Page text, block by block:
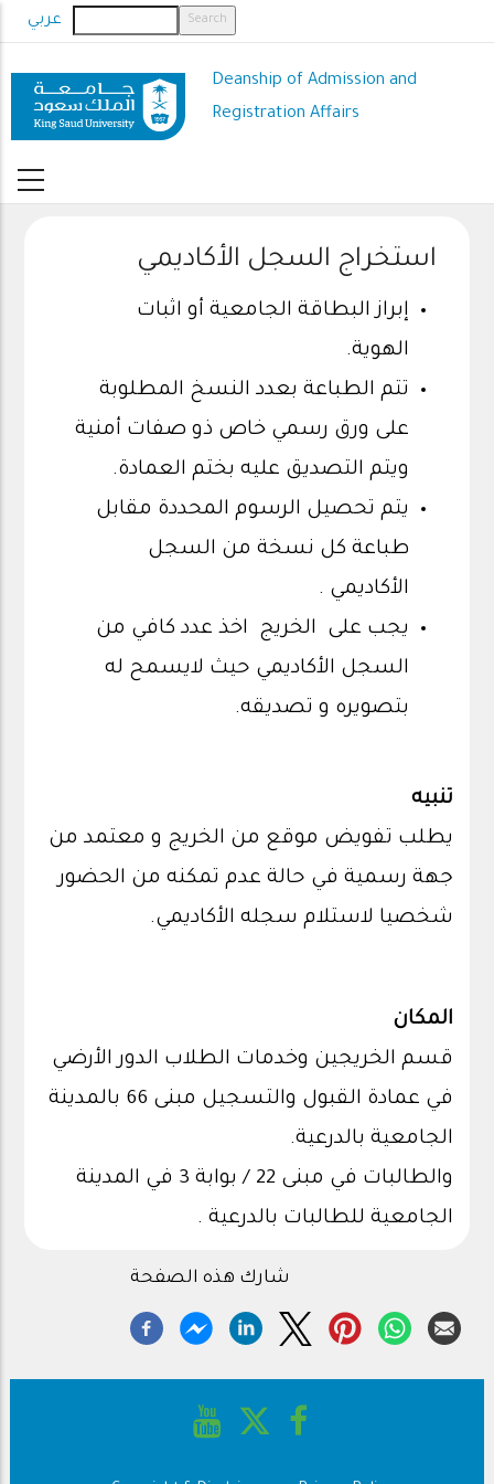
to
content
عربي
Deanship of Admission and
Registration Affairs
استخراج السجل الأكاديمي
إبراز البطاقة الجامعية أو اثبات
الهوية.
تتم الطباعة بعدد النسخ المطلوبة
على ورق رسمي خاص ذو صفات أمنية
ويتم التصديق عليه بختم العمادة.
يتم تحصيل الرسوم المحددة مقابل
طباعة كل نسخة من السجل
الأكاديمي .
يجب على الخريج اخذ عدد كافي من
السجل الأكاديمي حيث لايسمح له
بتصويره و تصديقه.
تنبيه
يطلب تفويض موقع من الخريج و معتمد من
جهة رسمية في حالة عدم تمكنه من الحضور
شخصيا لاستلام سجله الأكاديمي.
المكان
قسم الخريجين وخدمات الطلاب الدور الأرضي
في عمادة القبول والتسجيل مبنى 66 بالمدينة
الجامعية بالدرعية.
والطالبات في مبنى 22 / بوابة 3 في المدينة
الجامعية للطالبات بالدرعية .
شارك هذه الصفحة